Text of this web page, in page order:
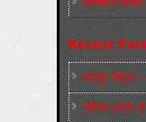
Recent
मज़दूर बिगुल
पश्चिम